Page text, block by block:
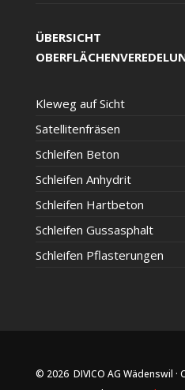
ÜBERSICHT
Kle­weg auf Sicht
Satel­li­ten­frä­sen
Schlei­fen Beton
Schlei­fen Anhydrit
Schlei­fen Hartbeton
Schlei­fen Gussasphalt
Schlei­fen Pflasterungen
© 2026 DIVICO AG